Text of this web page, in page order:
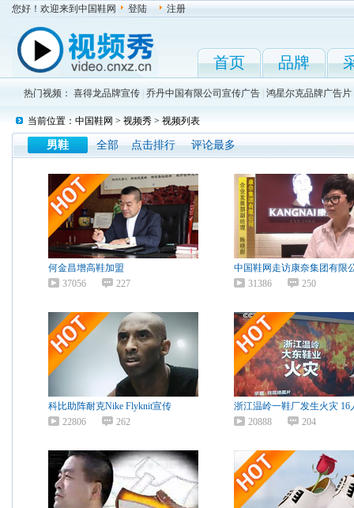
您好！欢迎来到中国鞋网 登陆 注册
首页 品牌
热门视频： 喜得龙品牌宣传 乔丹中国有限公司宣传广告 鸿星尔克品牌广告片
当前位置： 中国鞋网 > 视频秀 > 视频列表
男鞋 全部 点击排行 评论最多
何金昌增高鞋加盟
37056
227
中国鞋网走访康奈集团有限
31386
250
科比助阵耐克Nike Flyknit宣传
22806
262
浙江温岭一鞋厂发生火灾 16
20888
204